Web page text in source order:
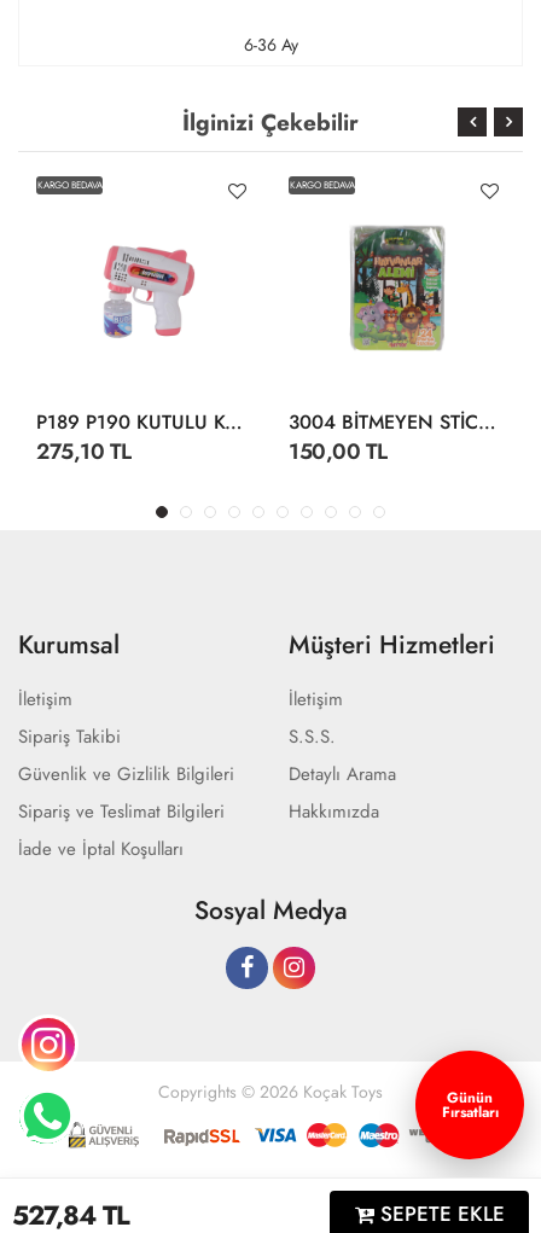
6-36 Ay
527,84TL SEPETE EKLE
İlginizi Çekebilir
KARGO BEDAVA
P189 P190 KUTULU KÖPÜK TABANCA
275,10 TL
KARGO BEDAVA
3004 BİTMEYEN STİCKER SU ALTI DÜNYASI
150,00 TL
Kurumsal
İletişim
Sipariş Takibi
Güvenlik ve Gizlilik Bilgileri
Sipariş ve Teslimat Bilgileri
İade ve İptal Koşulları
Müşteri Hizmetleri
İletişim
S.S.S.
Detaylı Arama
Hakkımızda
Sosyal Medya
Copyrights © 2026 Koçak Toys
Geliştir - powered by innovation
Günün
Fırsatları